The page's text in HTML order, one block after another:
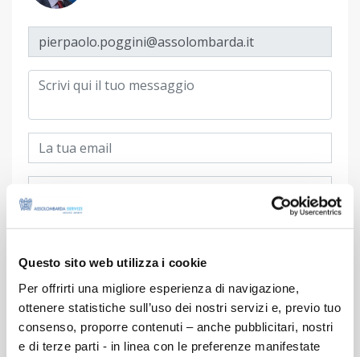
Questo sito web utilizza i cookie
Per offrirti una migliore esperienza di navigazione,
ottenere statistiche sull’uso dei nostri servizi e, previo tuo
consenso, proporre contenuti – anche pubblicitari, nostri
e di terze parti - in linea con le preferenze manifestate
Richiesta di consenso
Letta e compresa
ai sensi dell’art. 13